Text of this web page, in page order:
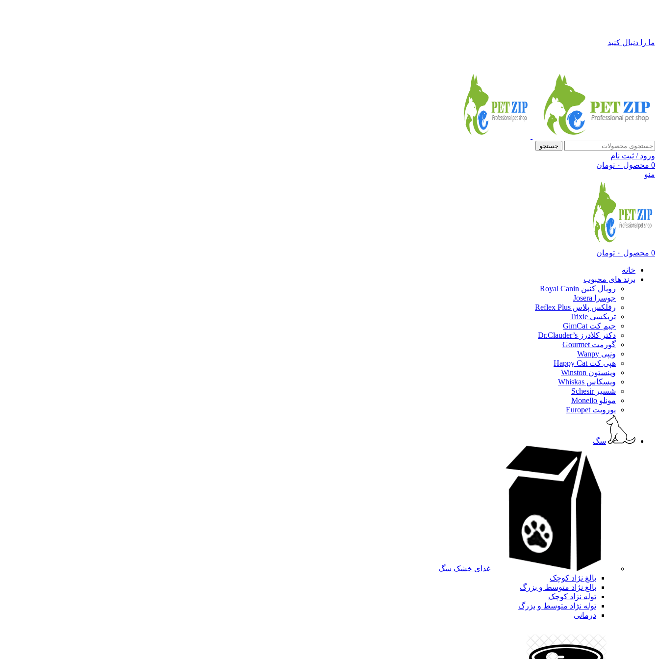
ما را دنبال کنید
جستجو
ورود / ثبت نام
0 محصول ۰ تومان
منو
0 محصول ۰ تومان
خانه
برند های محبوب
رویال کنین Royal Canin
جوسرا Josera
رفلکس پلاس Reflex Plus
تریکسی Trixie
جیم کت GimCat
دکتر کلادرز Dr.Clauder’s
گورمت Gourmet
ونپی Wanpy
هپی کت Happy Cat
وینستون Winston
ویسکاس Whiskas
شسیر Schesir
مونلو Monello
یوروپت Europet
سگ
غذای خشک سگ
بالغ نژاد کوچک
بالغ نژاد متوسط و بزرگ
توله نژاد کوچک
توله نژاد متوسط و بزرگ
درمانی